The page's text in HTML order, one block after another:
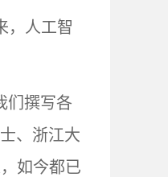
，人工智
们撰写各
、浙江大
如今都已